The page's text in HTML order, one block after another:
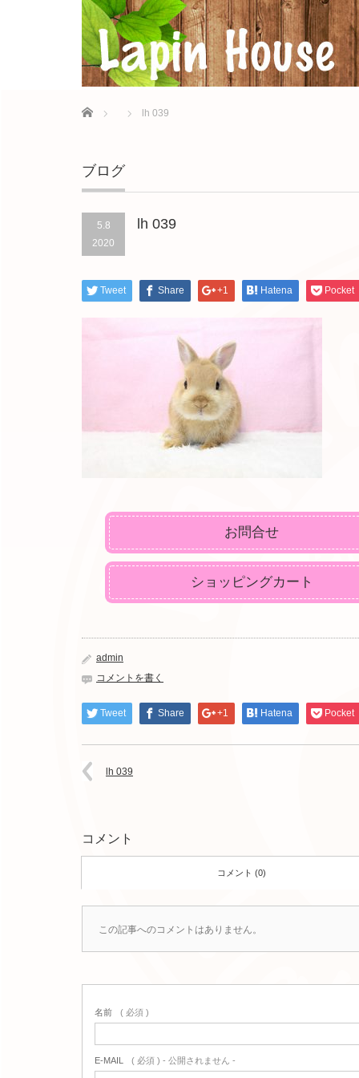
Home lh 039
ブログ
5.8
2020
lh 039
Tweet Share +1 Hatena Pocket
お問合せ
ショッピングカート
admin
コメントを書く
Tweet Share +1 Hatena Pocket
lh 039
コメント
コメント (0)
この記事へのコメントはありません。
名前 ( 必須 )
E-MAIL ( 必須 ) - 公開されません -